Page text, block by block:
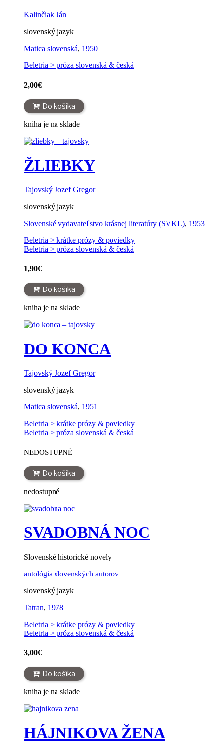
Kalinčiak Ján
slovenský jazyk
Matica slovenská, 1950
Beletria > próza slovenská & česká
2,00€
Do košíka
kniha je na sklade
ŽLIEBKY
Tajovský Jozef Gregor
slovenský jazyk
Slovenské vydavateľstvo krásnej literatúry (SVKL), 1953
Beletria > krátke prózy & poviedky
Beletria > próza slovenská & česká
1,90€
Do košíka
kniha je na sklade
DO KONCA
Tajovský Jozef Gregor
slovenský jazyk
Matica slovenská, 1951
Beletria > krátke prózy & poviedky
Beletria > próza slovenská & česká
NEDOSTUPNÉ
Do košíka
nedostupné
SVADOBNÁ NOC
Slovenské historické novely
antológia slovenských autorov
slovenský jazyk
Tatran, 1978
Beletria > krátke prózy & poviedky
Beletria > próza slovenská & česká
3,00€
Do košíka
kniha je na sklade
HÁJNIKOVA ŽENA